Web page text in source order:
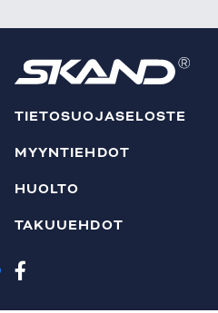
TIETOSUOJASELOSTE
MYYNTIEHDOT
HUOLTO
TAKUUEHDOT